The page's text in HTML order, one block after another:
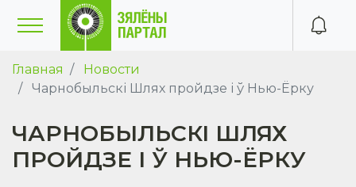
Главная
Новости
Чарнобыльскі Шлях пройдзе і ў Нью-Ёрку
ЧАРНОБЫЛЬСКІ ШЛЯХ
ПРОЙДЗЕ І Ў НЬЮ-ЁРКУ